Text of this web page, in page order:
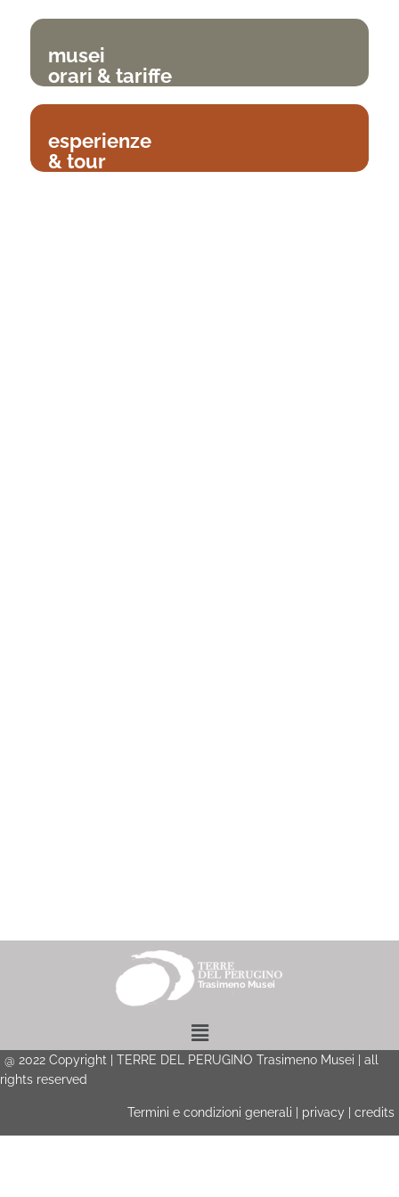
musei
orari & tariffe
esperienze
& tour
Menu
@ 2022 Copyright | TERRE DEL PERUGINO Trasimeno Musei | all
rights reserved
Termini e condizioni generali privacy credits